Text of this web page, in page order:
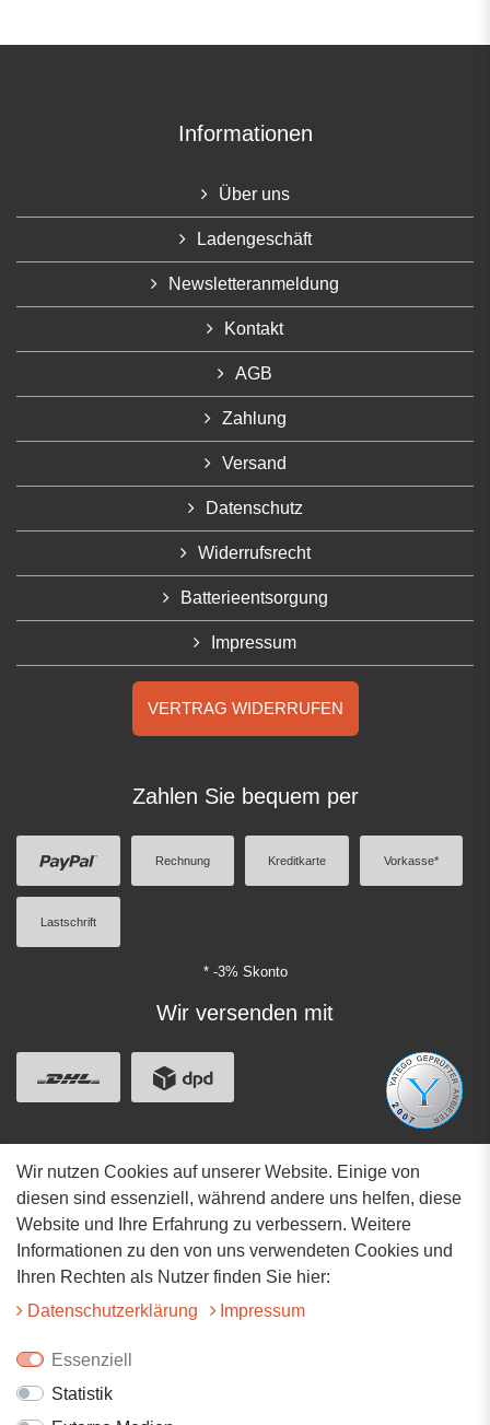
Informationen
Über uns
Ladengeschäft
Newsletteranmeldung
Kontakt
AGB
Zahlung
Versand
Datenschutz
Widerrufsrecht
Batterieentsorgung
Impressum
VERTRAG WIDERRUFEN
Zahlen Sie bequem per
Rechnung Kreditkarte Vorkasse*
Lastschrift
* -3% Skonto
Wir versenden mit
Adresse
Hauptstrasse 34
73117 Wangen
07161-9566068
Wir nutzen Cookies auf unserer Website. Einige von
diesen sind essenziell, während andere uns helfen, diese
Website und Ihre Erfahrung zu verbessern. Weitere
Informationen zu den von uns verwendeten Cookies und
Ihren Rechten als Nutzer finden Sie hier:
Daten­schutz­erklärung
Impressum
Essenziell
Statistik